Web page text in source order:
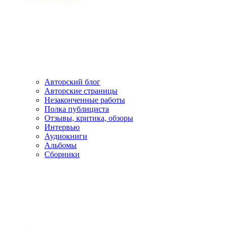
Авторский блог
Авторские страницы
Незаконченные работы
Полка публициста
Отзывы, критика, обзоры
Интервью
Аудиокниги
Альбомы
Сборники